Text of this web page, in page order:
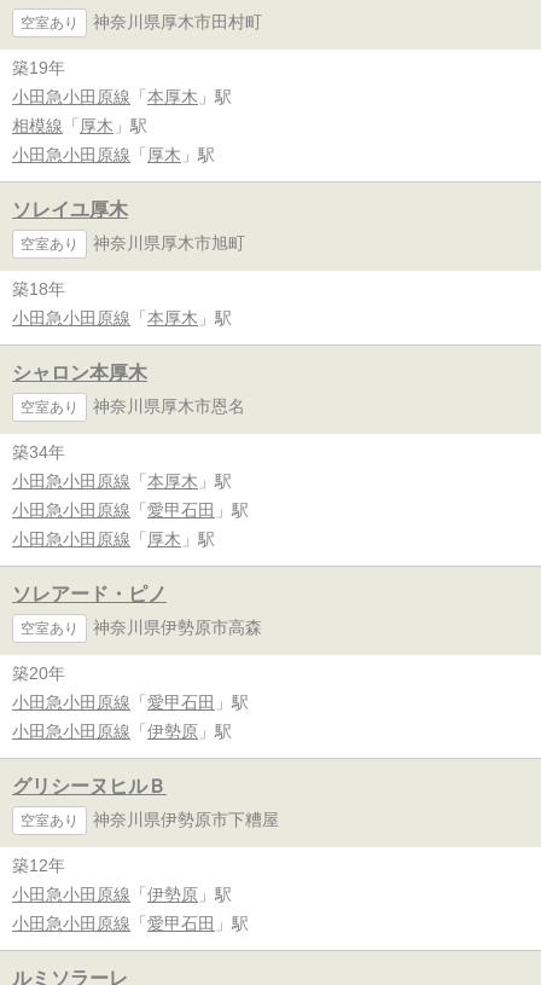
空室あり 神奈川県厚木市田村町
築19年
小田急小田原線 「 本厚木 」駅
相模線 「 厚木 」駅
小田急小田原線 「 厚木 」駅
ソレイユ厚木
空室あり 神奈川県厚木市旭町
築18年
小田急小田原線 「 本厚木 」駅
シャロン本厚木
空室あり 神奈川県厚木市恩名
築34年
小田急小田原線 「 本厚木 」駅
小田急小田原線 「 愛甲石田 」駅
小田急小田原線 「 厚木 」駅
ソレアード・ピノ
空室あり 神奈川県伊勢原市高森
築20年
小田急小田原線 「 愛甲石田 」駅
小田急小田原線 「 伊勢原 」駅
グリシーヌヒルＢ
空室あり 神奈川県伊勢原市下糟屋
築12年
小田急小田原線 「 伊勢原 」駅
小田急小田原線 「 愛甲石田 」駅
ルミソラーレ